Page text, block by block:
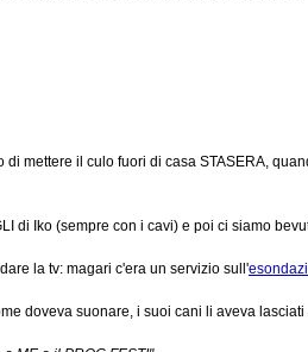
mettere il culo fuori di casa STASERA,
di Iko (sempre con i cavi) e poi ci siamo
la tv: magari c'era un servizio sull'
doveva suonare, i suoi cani li aveva lasciati